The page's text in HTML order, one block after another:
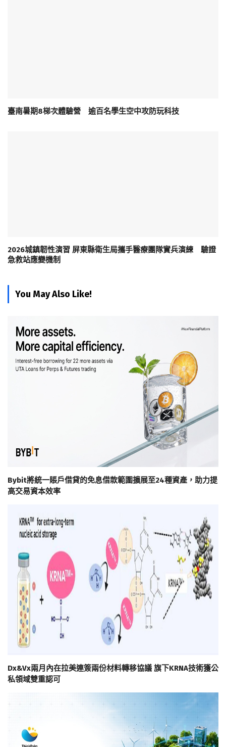
臺南暑期8梯次體驗營 逾百名學生空中攻防玩科技
2026城鎮韌性演習 屏東縣衛生局攜手醫療團隊實兵演練 驗證
急救站應變機制
You May Also Like!
Bybit將統一賬戶借貸的免息借款範圍擴展至24種資產，助力提
高交易資本效率
Dx&Vx兩月內在拉美連簽兩份材料轉移協議 旗下KRNA技術獲公
私領域雙重認可